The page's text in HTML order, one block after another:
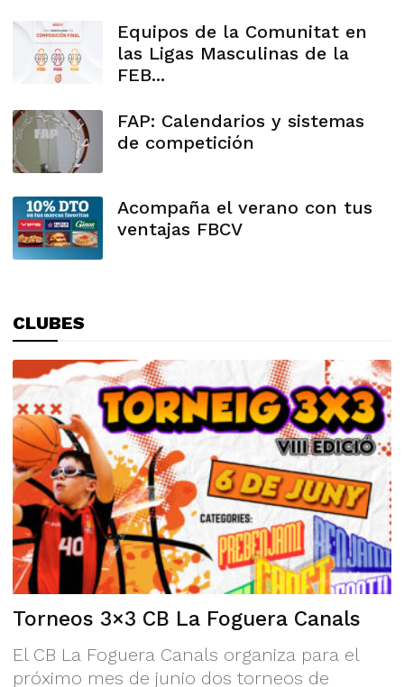
Equipos de la Comunitat en
las Ligas Masculinas de la
FEB...
FAP: Calendarios y sistemas
de competición
Acompaña el verano con tus
ventajas FBCV
CLUBES
Torneos 3×3 CB La Foguera Canals
El CB La Foguera Canals organiza para el
próximo mes de junio dos torneos de